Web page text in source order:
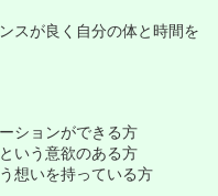
スが良く自分の体と時間を
ションができる方
いう意欲のある方
想いを持っている方